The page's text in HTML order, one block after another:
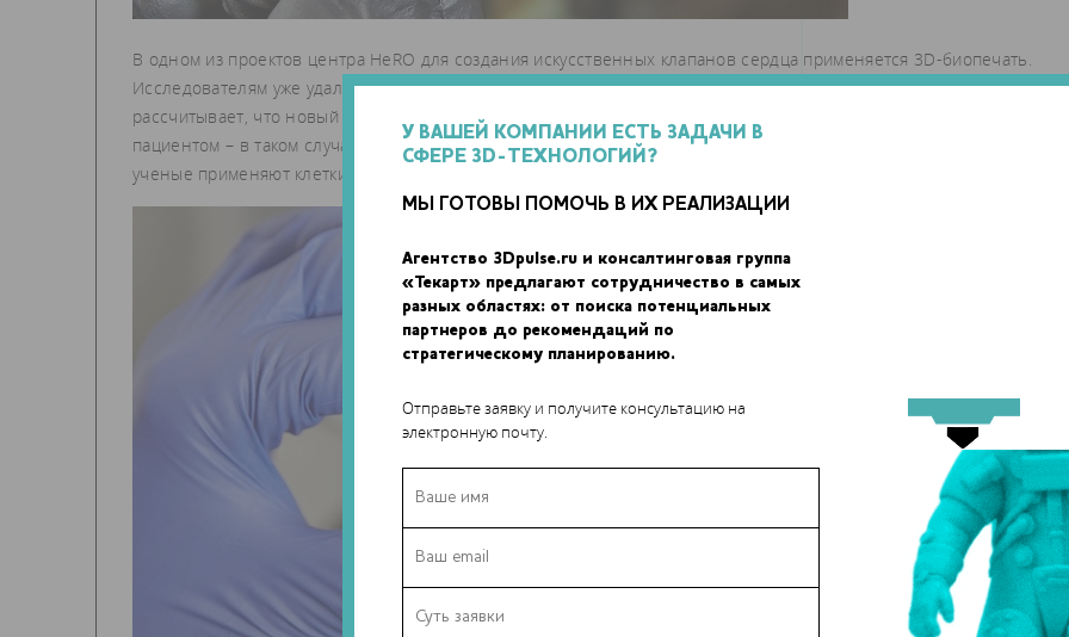
У ВАШЕЙ КОМПАНИИ ЕСТЬ ЗАДАЧИ В
СФЕРЕ 3D-ТЕХНОЛОГИЙ?
МЫ ГОТОВЫ ПОМОЧЬ В ИХ РЕАЛИЗАЦИИ
Агентство 3Dpulse.ru и консалтинговая группа
«Текарт» предлагают сотрудничество в самых
разных областях: от поиска потенциальных
партнеров до рекомендаций по
стратегическому планированию.
Отправьте заявку и получите консультацию на
электронную почту.
В одном из проектов центра HeRO для создания искусственных клапанов сердца применяется 3D-биопечать.
Исследователям уже удалось получить идеальный материал, в котором заключаются стволовые клетки. Команда
рассчитывает, что новый подход позволит производить сердечные клапаны, которые будут расти вместе с
пациентом – в таком случае, ребенку не потребуются дополнительные операции. На данном этапе исследований
ученые применяют клетки свиней для 3D-печати «живого» желатинового каркаса из клеток.